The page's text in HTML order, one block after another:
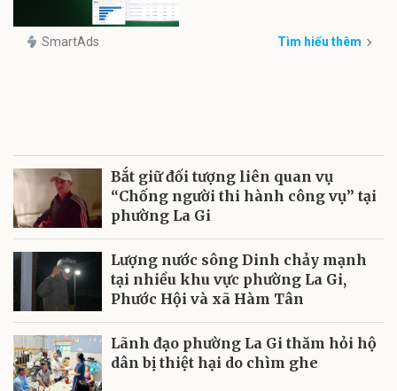
SmartAds Tìm hiểu thêm
Bắt giữ đối tượng liên quan vụ
“Chống người thi hành công vụ” tại
phường La Gi
Lượng nước sông Dinh chảy mạnh
tại nhiều khu vực phường La Gi,
Phước Hội và xã Hàm Tân
Lãnh đạo phường La Gi thăm hỏi hộ
dân bị thiệt hại do chìm ghe